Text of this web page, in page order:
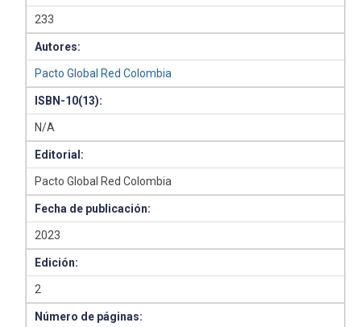
233
Autores:
Pacto Global Red Colombia
ISBN-10(13):
N/A
Editorial:
Pacto Global Red Colombia
Fecha de publicación:
2023
Edición:
2
Número de páginas: